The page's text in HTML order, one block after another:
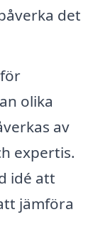
det
olika
av
expertis.
idé att
jämföra